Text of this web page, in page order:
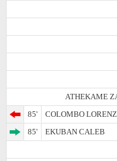
ATHEKAME
85'
COLOMBO
85'
EKUBAN CALEB